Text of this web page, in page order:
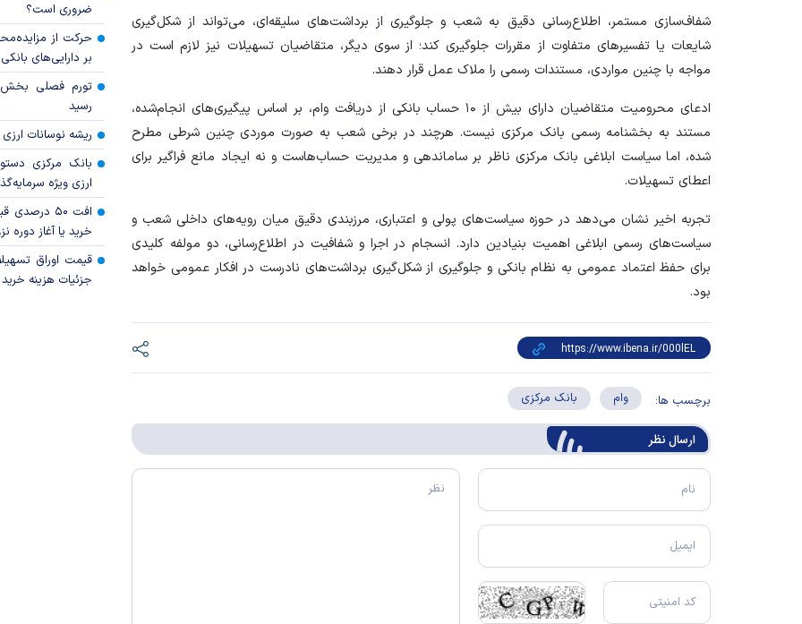
شفاف‌سازی مستمر، اطلاع‌رسانی دقیق به شعب و جلوگیری از برداشت‌های سلیقه‌ای، می‌تواند از شکل‌گیری
شایعات یا تفسیر‌های متفاوت از مقررات جلوگیری کند؛ از سوی دیگر، متقاضیان تسهیلات نیز لازم است در
مواجه با چنین مواردی، مستندات رسمی را ملاک عمل قرار دهند.
ادعای محرومیت متقاضیان دارای بیش از ۱۰ حساب بانکی از دریافت وام، بر اساس پیگیری‌های انجام‌شده،
مستند به بخشنامه رسمی بانک مرکزی نیست. هرچند در برخی شعب به صورت موردی چنین شرطی مطرح
شده، اما سیاست ابلاغی بانک مرکزی ناظر بر ساماندهی و مدیریت حساب‌هاست و نه ایجاد مانع فراگیر برای
اعطای تسهیلات.
تجربه اخیر نشان می‌دهد در حوزه سیاست‌های پولی و اعتباری، مرزبندی دقیق میان رویه‌های داخلی شعب و
سیاست‌های رسمی ابلاغی اهمیت بنیادین دارد. انسجام در اجرا و شفافیت در اطلاع‌رسانی، دو مولفه کلیدی
برای حفظ اعتماد عمومی به نظام بانکی و جلوگیری از شکل‌گیری برداشت‌های نادرست در افکار عمومی خواهد
بود.
برچسب ها: وام بانک مرکزی
ارسال‌ نظر
ضروری است؟
حرکت از
بر دارایی‌های بانکی
رسید
ریشه نوسانات
بانک مرکزی
ارزی ویژه
افت ۵۰
خرید یا آغاز دوره
قیمت اوراق
جزئیات هزینه